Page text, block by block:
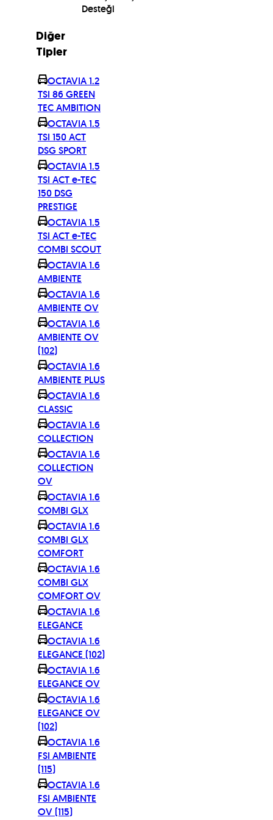
Desteği
Diğer
Tipler
OCTAVIA 1.2
TSI 86 GREEN
TEC AMBITION
OCTAVIA 1.5
TSI 150 ACT
DSG SPORT
OCTAVIA 1.5
TSI ACT e-TEC
150 DSG
PRESTIGE
OCTAVIA 1.5
TSI ACT e-TEC
COMBI SCOUT
OCTAVIA 1.6
AMBIENTE
OCTAVIA 1.6
AMBIENTE OV
OCTAVIA 1.6
AMBIENTE OV
(102)
OCTAVIA 1.6
AMBIENTE PLUS
OCTAVIA 1.6
CLASSIC
OCTAVIA 1.6
COLLECTION
OCTAVIA 1.6
COLLECTION
OV
OCTAVIA 1.6
COMBI GLX
OCTAVIA 1.6
COMBI GLX
COMFORT
OCTAVIA 1.6
COMBI GLX
COMFORT OV
OCTAVIA 1.6
ELEGANCE
OCTAVIA 1.6
ELEGANCE (102)
OCTAVIA 1.6
ELEGANCE OV
OCTAVIA 1.6
ELEGANCE OV
(102)
OCTAVIA 1.6
FSI AMBIENTE
(115)
OCTAVIA 1.6
FSI AMBIENTE
OV (115)